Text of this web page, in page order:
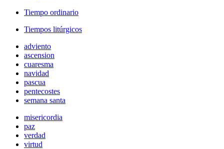
Tiempo ordinario
Tiempos litúrgicos
adviento
ascension
cuaresma
navidad
pascua
pentecostes
semana santa
misericordia
paz
verdad
virtud